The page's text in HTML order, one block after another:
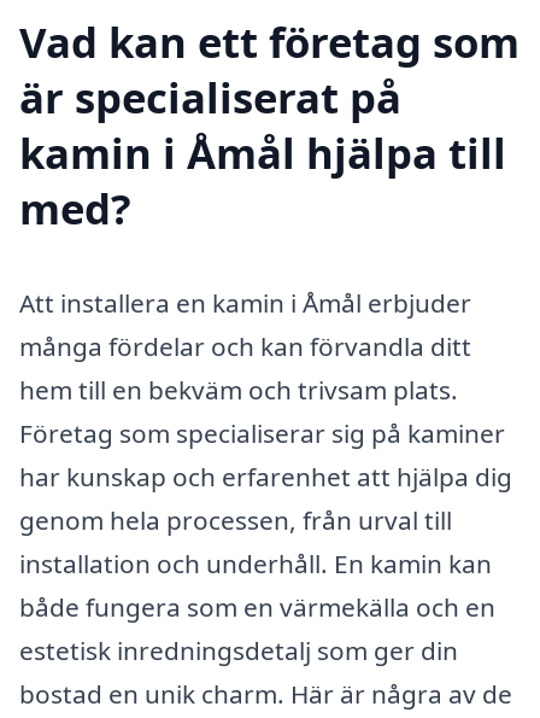
Vad kan ett företag som
är specialiserat på
kamin i Åmål hjälpa till
med?
Att installera en kamin i Åmål erbjuder
många fördelar och kan förvandla ditt
hem till en bekväm och trivsam plats.
Företag som specialiserar sig på kaminer
har kunskap och erfarenhet att hjälpa dig
genom hela processen, från urval till
installation och underhåll. En kamin kan
både fungera som en värmekälla och en
estetisk inredningsdetalj som ger din
bostad en unik charm. Här är några av de